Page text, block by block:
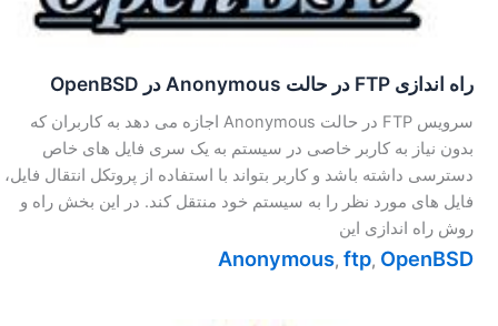
راه اندازی FTP در حالت Anonymous در OpenBSD
سرویس FTP در حالت Anonymous اجازه می دهد به کاربران که
بدون نیاز به کاربر خاصی در سیستم به یک سری فایل های خاص
دسترسی داشته باشد و کاربر بتواند با استفاده از پروتکل انتقال فایل،
فایل های مورد نظر را به سیستم خود منتقل کند. در این بخش راه و
روش راه اندازی این
Anonymous,ftp, OpenBSD